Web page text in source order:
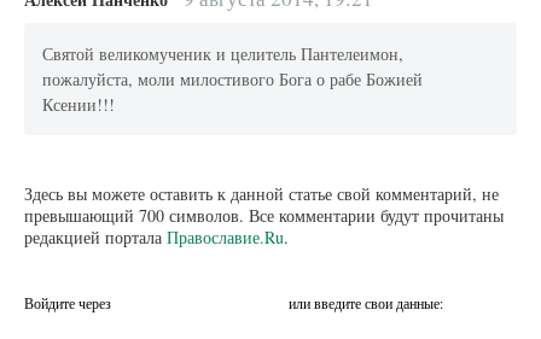
Святой великомученик и целитель Пантелеимон,
пожалуйста, моли милостивого Бога о рабе Божией
Ксении!!!
Здесь вы можете оставить к данной статье свой комментарий, не
превышающий 700 символов. Все комментарии будут прочитаны
редакцией портала Православие.Ru.
Войдите через или введите свои данные: